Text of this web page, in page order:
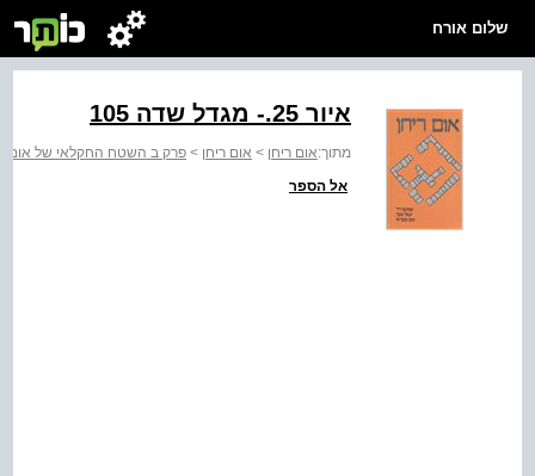
שלום אורח
איור ‭-.25‬ מגדל שדה 105
מתוך:אום ריחן > אום ריחן > פרק ב השטח החקלאי של
אל הספר